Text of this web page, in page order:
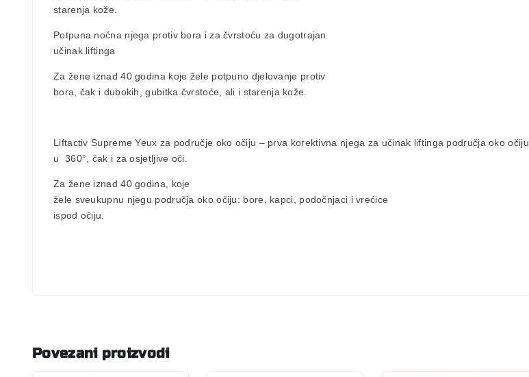
starenja kože.
Potpuna noćna njega protiv bora i za čvrstoću za dugotrajan
učinak liftinga
Za žene iznad 40 godina koje žele potpuno djelovanje protiv
bora, čak i dubokih, gubitka čvrstoće, ali i starenja kože.
Liftactiv Supreme Yeux za područje oko očiju – prva korektivna njega za učinak liftinga područja oko očiju
u
360°, čak i za osjetljive oči.
Za žene iznad 40 godina , koje
žele sveukupnu njegu područja oko očiju: bore, kapci, podočnjaci i vrećice
ispod očiju.
Povezani proizvodi